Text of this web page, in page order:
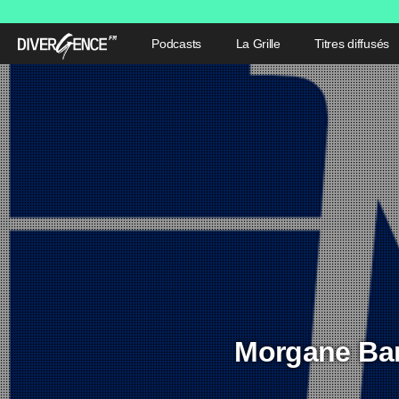
Podcasts La Grille Titres diffusés
Morgane